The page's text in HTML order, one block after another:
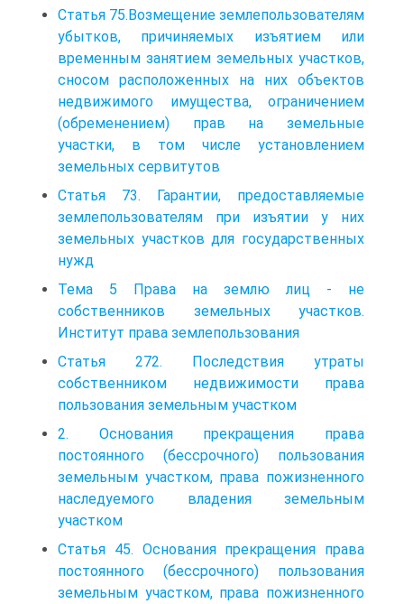
Статья 75.Возмещение землепользователям
убытков, причиняемых изъятием или
временным занятием земельных участков,
сносом расположенных на них объектов
недвижимого имущества, ограничением
(обременением) прав на земельные
участки, в том числе установлением
земельных сервитутов
Статья 73. Гарантии, предоставляемые
землепользователям при изъятии у них
земельных участков для государственных
нужд
Тема 5 Права на землю лиц - не
собственников земельных участков.
Институт права землепользования
Статья 272. Последствия утраты
собственником недвижимости права
пользования земельным участком
2. Основания прекращения права
постоянного (бессрочного) пользования
земельным участком, права пожизненного
наследуемого владения земельным
участком
Статья 45. Основания прекращения права
постоянного (бессрочного) пользования
земельным участком, права пожизненного